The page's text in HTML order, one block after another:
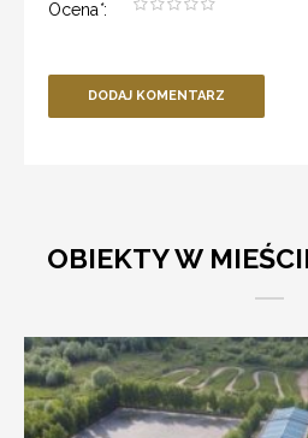
Ocena*:
DODAJ KOMENTARZ
OBIEKTY W